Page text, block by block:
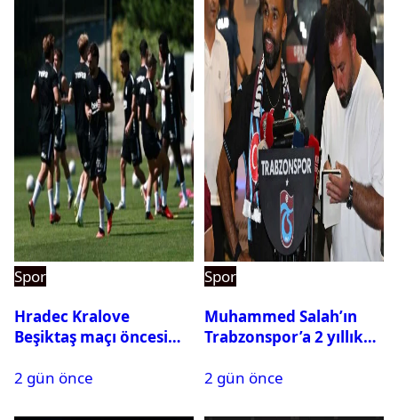
Spor
Hradec Kralove
Beşiktaş maçı öncesi
Siyah-Beyazlıların 11’i
2 gün önce
Spor
Muhammed Salah’ın
Trabzonspor’a 2 yıllık
2 gün önce